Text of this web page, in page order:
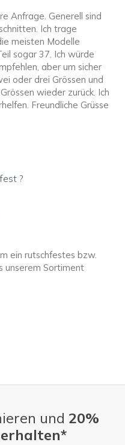
Anfrage. Generell sind
Ich trage
meisten Modelle
sogar 37. Ich würde
aber um sicher
oder drei Grössen und
wieder zurück. Ich
Freundliche Grüsse
?
ein rutschfestes bzw.
unserem Sortiment
und 20%